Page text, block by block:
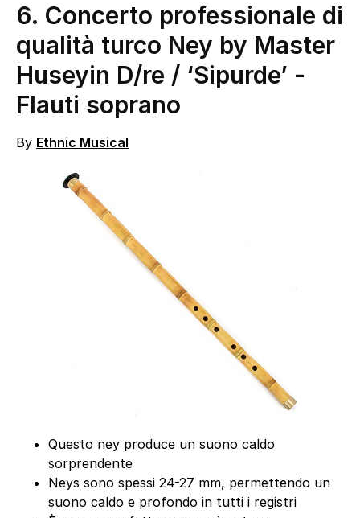
6. Concerto professionale di
qualità turco Ney by Master
Huseyin D/re / ‘Sipurde’ -
Flauti soprano
By Ethnic Musical
Questo ney produce un suono caldo
sorprendente
Neys sono spessi 24-27 mm, permettendo un
suono caldo e profondo in tutti i registri